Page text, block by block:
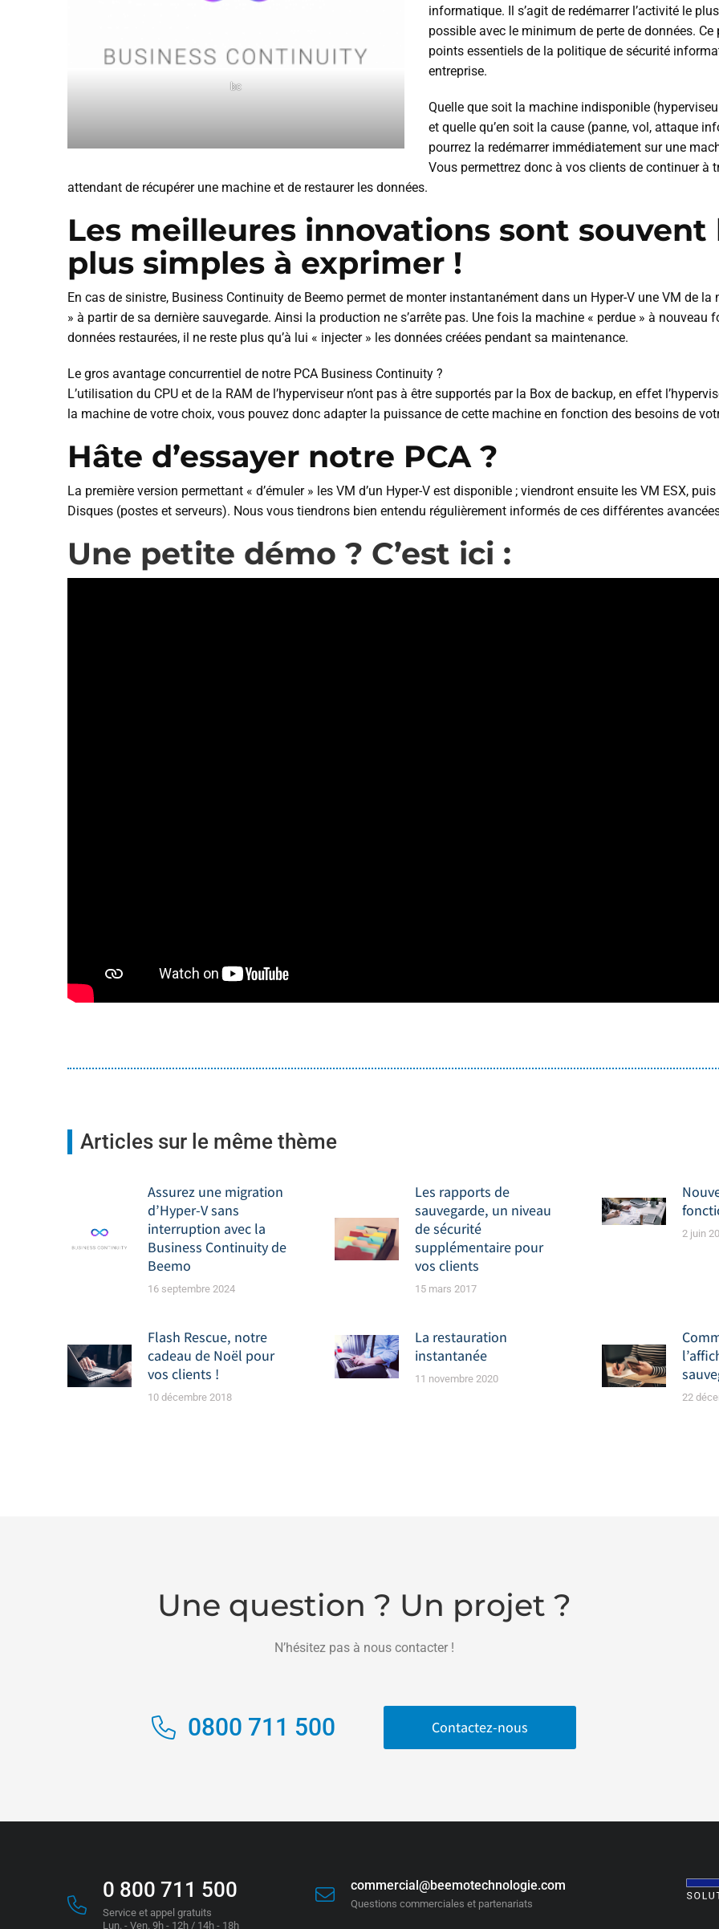
bc
informatique. Il s’agit de redémarrer l’activité le
possible avec le minimum de perte de données. Ce
points essentiels de la politique de sécurité
entreprise.
Quelle que soit la machine indisponible
et quelle qu’en soit la cause (panne, vol, attaque
pourrez la redémarrer immédiatement sur une
Vous permettrez donc à vos clients de continuer à
attendant de récupérer une machine et de restaurer les données.
Les meilleures innovations sont souvent
plus simples à exprimer !
En cas de sinistre, Business Continuity de Beemo permet de monter instantanément dans un Hyper-V une VM de la
» à partir de sa dernière sauvegarde. Ainsi la production ne s’arrête pas. Une fois la machine « perdue » à nouveau
données restaurées, il ne reste plus qu’à lui « injecter » les données créées pendant sa maintenance.
Le gros avantage concurrentiel de notre PCA Business Continuity ?
L’utilisation du CPU et de la RAM de l’hyperviseur n’ont pas à être supportés par la Box de backup, en effet
la machine de votre choix, vous pouvez donc adapter la puissance de cette machine en fonction des besoins de
Hâte d’essayer notre PCA ?
La première version permettant « d’émuler » les VM d’un Hyper-V est disponible ; viendront ensuite les VM ESX,
Disques (postes et serveurs). Nous vous tiendrons bien entendu régulièrement informés de ces différentes
Une petite démo ? C’est ici :
Articles sur le même thème
Assurez une migration
d’Hyper-V sans
interruption avec la
Business Continuity de
Beemo
16 septembre 2024
Les rapports de
sauvegarde, un niveau
de sécurité
supplémentaire pour
vos clients
15 mars 2017
2 juin
Flash Rescue, notre
cadeau de Noël pour
vos clients !
10 décembre 2018
La restauration
instantanée
11 novembre 2020
22
Une question ? Un projet ?
N’hésitez pas à nous contacter !
0800 711 500 Contactez-nous
0 800 711 500
Service et appel gratuits
Lun. - Ven. 9h - 12h / 14h - 18h
commercial@beemotechnologie.com
Questions commerciales et partenariats